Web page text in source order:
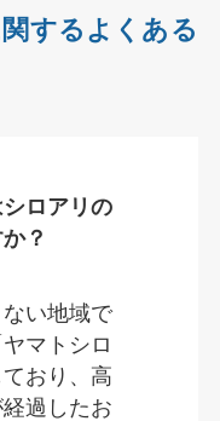
するよくある
ロアリの
？
い地域で
マトシロ
おり、高
過したお